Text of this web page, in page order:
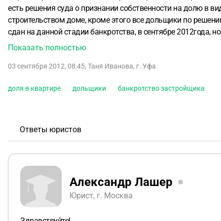
есть решения суда о признании собственности на долю в
строительством доме, кроме этого все дольщики по
сдан на данной стадии банкротства, в сентябре 2012года,
производства и скорее всего оно будет удовлетворено.
собственности на доли не действительными, что будет с
массу? Как спастиквартирупри банкротстве застройщика
Показать полностью
03 сентября 2012, 08:45, Таня Иванова, г. Уфа
доля в квартире дольщики банкротство застройщика
Ответы юристов
Александр Лашер
Юрист, г. Москва